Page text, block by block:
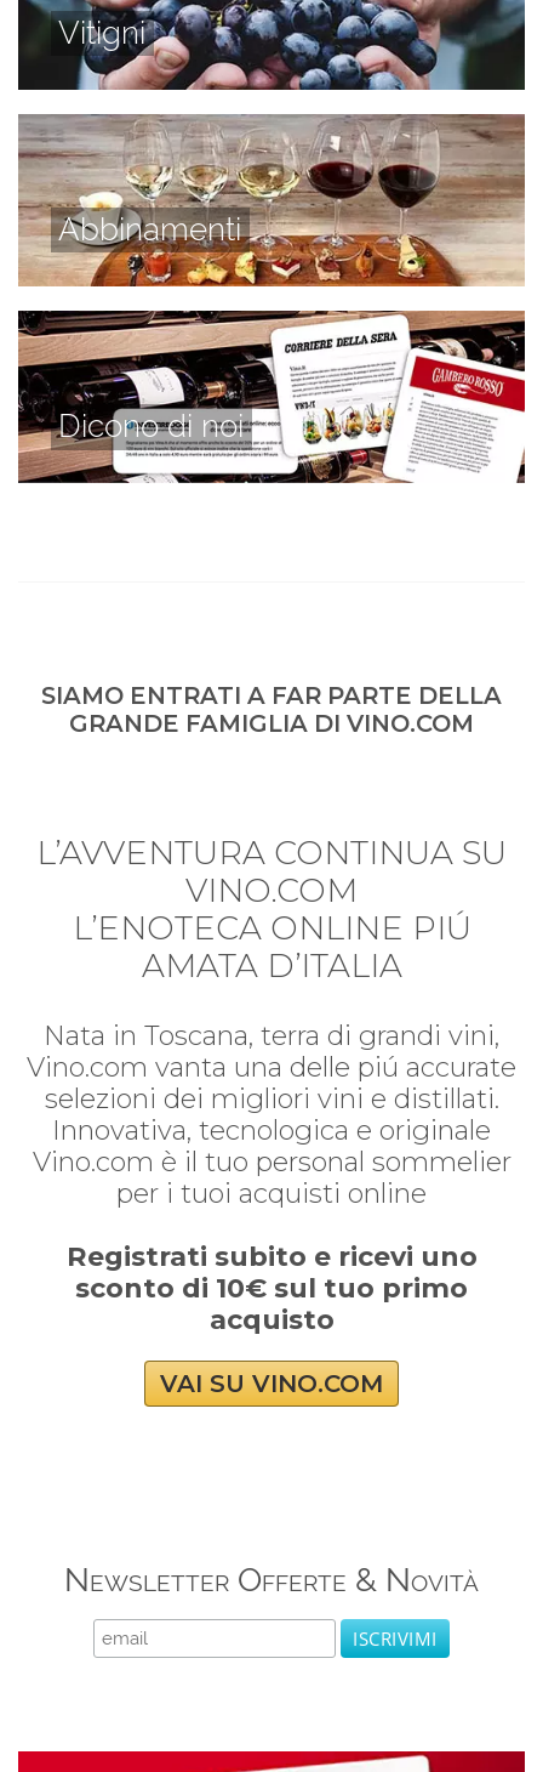
Vitigni
Abbinamenti
Dicono di noi
SIAMO ENTRATI A FAR PARTE DELLA
GRANDE FAMIGLIA DI VINO.COM
L’AVVENTURA CONTINUA SU
VINO.COM
L’ENOTECA ONLINE PIÚ
AMATA D’ITALIA
Nata in Toscana, terra di grandi vini,
Vino.com vanta una delle piú accurate
selezioni dei migliori vini e distillati.
Innovativa, tecnologica e originale
Vino.com è il tuo personal sommelier
per i tuoi acquisti online
Registrati subito e ricevi uno
sconto di 10€ sul tuo primo
acquisto
VAI SU VINO.COM
Newsletter Offerte & Novità